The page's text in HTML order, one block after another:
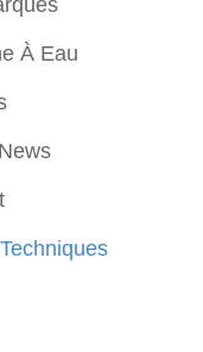
À Eau